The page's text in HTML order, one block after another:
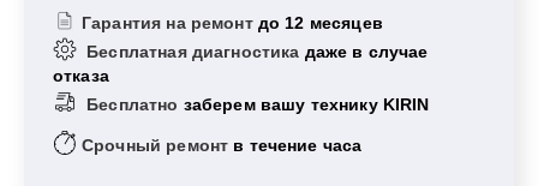
Гарантия на ремонт до 12 месяцев
Бесплатная диагностика даже в случае
отказа
Бесплатно заберем вашу технику KIRIN
Срочный ремонт в течение часа